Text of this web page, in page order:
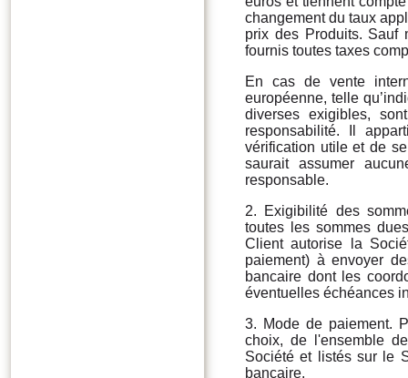
changement du taux
prix des Produits. Sauf
fournis toutes taxes
En cas de vente
européenne, telle
diverses exigibles,
responsabilité. Il
vérification utile et de
saurait assumer
responsable.
2. Exigibilité des
toutes les sommes
Client autorise la
paiement) à envoyer
bancaire dont les
éventuelles échéances
3. Mode de paiement.
choix, de l'ensemble
Société et listés sur le
bancaire.